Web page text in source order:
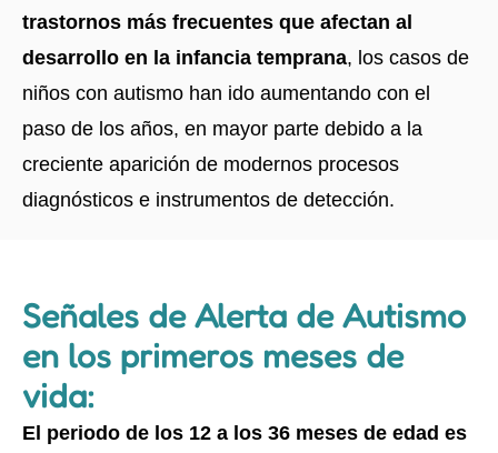
trastornos más frecuentes que afectan al
desarrollo en la infancia temprana, los casos de
niños con autismo han ido aumentando con el
paso de los años, en mayor parte debido a la
creciente aparición de modernos procesos
diagnósticos e instrumentos de detección.
Señales de Alerta de Autismo
en los primeros meses de
vida:
El periodo de los 12 a los 36 meses de edad es